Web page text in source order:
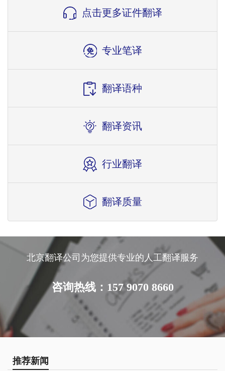
点击更多证件翻译
专业笔译
翻译语种
翻译资讯
行业翻译
翻译质量
北京翻译公司为您提供专业的人工翻译服务
咨询热线：157 9070 8660
推荐新闻